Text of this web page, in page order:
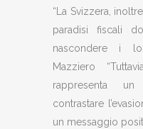
“La Svizzera,
paradisi fiscali
nascondere i
Mazziero
rappresenta
contrastare
un messaggio